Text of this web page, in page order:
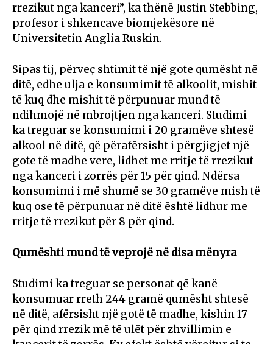
rrezikut nga kanceri”, ka thënë Justin Stebbing,
profesor i shkencave biomjekësore në
Universitetin Anglia Ruskin.
Sipas tij, përveç shtimit të një gote qumësht në
ditë, edhe ulja e konsumimit të alkoolit, mishit
të kuq dhe mishit të përpunuar mund të
ndihmojë në mbrojtjen nga kanceri. Studimi
ka treguar se konsumimi i 20 gramëve shtesë
alkool në ditë, që përafërsisht i përgjigjet një
gote të madhe vere, lidhet me rritje të rrezikut
nga kanceri i zorrës për 15 për qind. Ndërsa
konsumimi i më shumë se 30 gramëve mish të
kuq ose të përpunuar në ditë është lidhur me
rritje të rrezikut për 8 për qind.
Qumështi mund të veprojë në disa mënyra
Studimi ka treguar se personat që kanë
konsumuar rreth 244 gramë qumësht shtesë
në ditë, afërsisht një gotë të madhe, kishin 17
për qind rrezik më të ulët për zhvillimin e